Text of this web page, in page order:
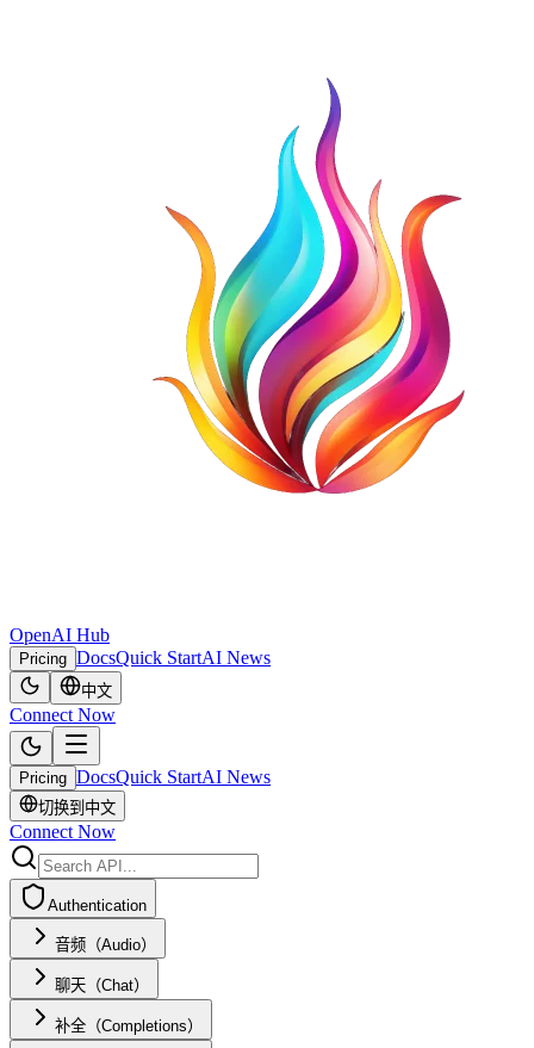
OpenAI Hub
Pricing DocsQuick StartAI News
中文
Connect Now
Pricing DocsQuick StartAI News
切换到中文
Connect Now
Authentication
音频（Audio）
聊天（Chat）
补全（Completions）